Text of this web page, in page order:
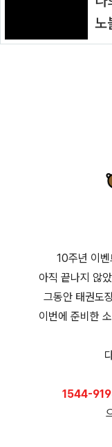
10주년 이
아직 끝나지 않
그동안 태권도
이번에 준비한
1544-